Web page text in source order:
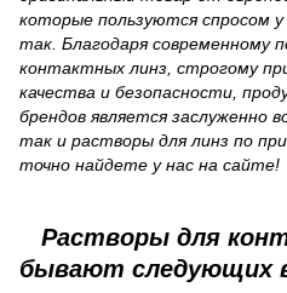
которые пользуются спросом
так. Благодаря современному
контактных линз, строгому
качества и безопасности,
брендов является заслуженно
так и растворы для линз по
точно найдете у нас на
Растворы для
бывают следующих